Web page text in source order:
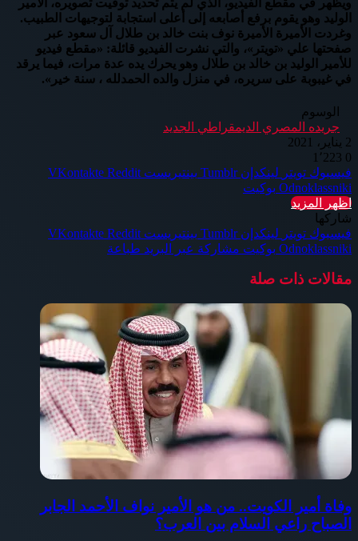
ويظهر في مقطع الفيديو، الذي لم يتم تحديد توقيت تصويره، الأمير
الوليد وهو يقوم برفع أصابعه إلى أعلى استجابة لتوجيهات الطبيب.
وغردت الأميرة الأميرة نوف بنت خالد بن طلال آل سعود عبر
صفحتها علي «تويتر»، والتي نشرت الفيديو قائلة: ‏«مقطع فيديو
للأمير الوليد بن خالد بن طلال وهو يحرك يده عدة مرات، فيما يرقد
في غيبوبة على سريره، في منزل والده الحمدلله ، سنة خير».
الوسوم
جريده المصري الديمقراطي الجديد
2 يناير، 2021
0
فيسبوك تويتر لينكدإن بينتيريست
Odnoklassniki بوكيت
اظهر المزيد
شاركها
فيسبوك تويتر لينكدإن بينتيريست
Odnoklassniki بوكيت مشاركة عبر البريد طباعة
مقالات ذات صلة
وفاة أمير الكويت.. من هو الأمير نواف الأحمد الجابر
الصباح راعي السلام بين العرب؟